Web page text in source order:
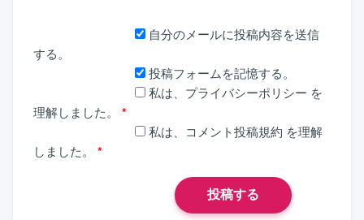
自分のメールに投稿内容を送信
する。
投稿フォームを記憶する。
私は、 プライバシーポリシー を
理解しました。
*
私は、 コメント投稿規約 を理解
しました。
*